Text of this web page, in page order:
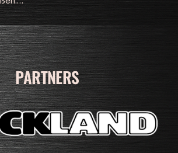
PARTNERS